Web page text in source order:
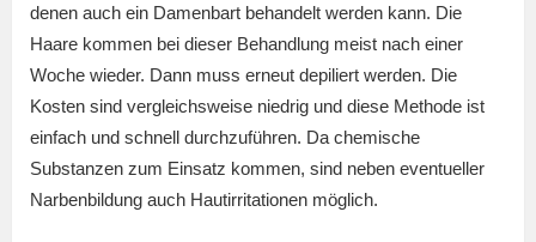
denen auch ein Damenbart behandelt werden kann. Die
Haare kommen bei dieser Behandlung meist nach einer
Woche wieder. Dann muss erneut depiliert werden. Die
Kosten sind vergleichsweise niedrig und diese Methode ist
einfach und schnell durchzuführen. Da chemische
Substanzen zum Einsatz kommen, sind neben eventueller
Narbenbildung auch Hautirritationen möglich.